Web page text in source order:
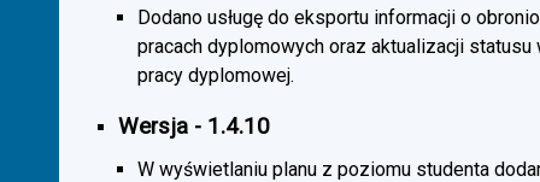
Dodano usługę do eksportu informacji o
pracach dyplomowych oraz aktualizacji
pracy dyplomowej.
Wersja - 1.4.10
W wyświetlaniu planu z poziomu studenta